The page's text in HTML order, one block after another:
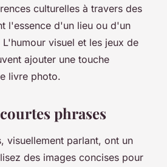
culturelles à travers des
l'essence d'un lieu ou d'un
visuel et les jeux de
ajouter une touche
livre photo.
phrases
visuellement parlant, ont un
des images concises pour